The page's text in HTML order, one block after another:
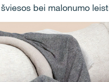
bei malonumo